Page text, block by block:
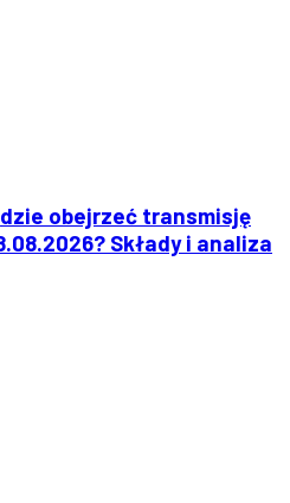
obejrzeć transmisję
Składy i analiza